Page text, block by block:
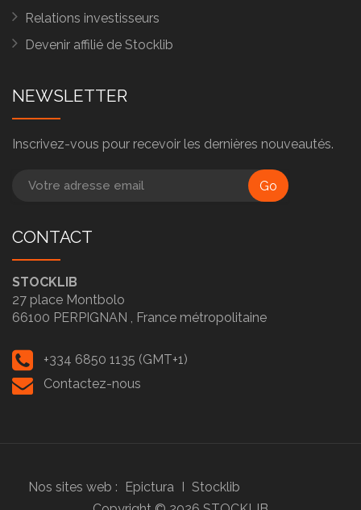
Relations investisseurs
Devenir affilié de Stocklib
NEWSLETTER
Inscrivez-vous pour recevoir les dernières nouveautés.
Go
CONTACT
STOCKLIB
27 place Montbolo
66100 PERPIGNAN , France métropolitaine
+334 6850 1135 (GMT+1)
Contactez-nous
Nos sites web : Epictura I Stocklib